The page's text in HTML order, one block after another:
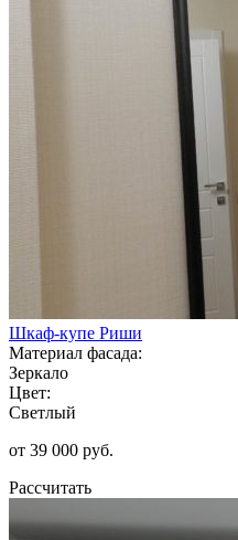
Шкаф-купе Риши
Материал фасада:
Зеркало
Цвет:
Светлый
от 39 000 руб.
Рассчитать